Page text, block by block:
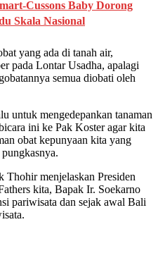
Cussons Baby Dorong
Skala Nasional
yang ada di tanah air,
pada Lontar Usadha, apalagi
semua diobati oleh
untuk mengedepankan tanaman
ini ke Pak Koster agar kita
obat kepunyaan kita yang
menjelaskan Presiden
kita, Bapak Ir. Soekarno
pariwisata dan sejak awal Bali